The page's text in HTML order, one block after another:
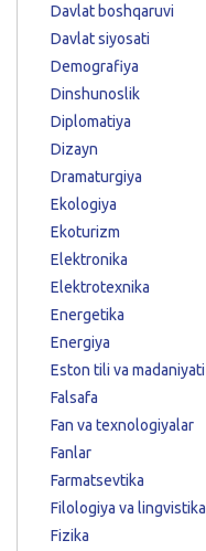
Davlat boshqaruvi
Davlat siyosati
Demografiya
Dinshunoslik
Diplomatiya
Dizayn
Dramaturgiya
Ekologiya
Ekoturizm
Elektronika
Elektrotexnika
Energetika
Energiya
Eston tili va madaniyati
Falsafa
Fan va texnologiyalar
Fanlar
Farmatsevtika
Filologiya va lingvistika
Fizika